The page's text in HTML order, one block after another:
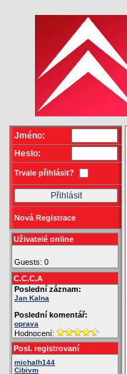
Jméno:
Heslo:
Trvale přihlásit?
Nová Registrace
Uživatelé online
Guests: 0
C.C.C.A
Poslední záznam:
Jan Kalna
Poslední komentář:
oprava
Hodnocení:
Posl. registrovaní
michalh144
Cibivm